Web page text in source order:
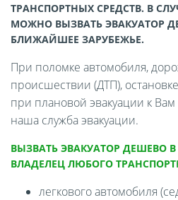
ТРАНСПОРТНЫХ СРЕДСТВ. В
МОЖНО ВЫЗВАТЬ ЭВАКУАТОР
БЛИЖАЙШЕЕ ЗАРУБЕЖЬЕ.
При поломке автомобиля,
происшествии (ДТП),
при плановой эвакуации к
наша служба эвакуации.
ВЫЗВАТЬ ЭВАКУАТОР ДЕШЕВО
ВЛАДЕЛЕЦ ЛЮБОГО
легкового автомобиля